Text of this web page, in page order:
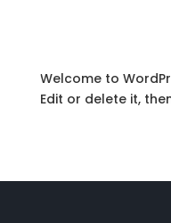
Welcome to
Edit or delete it,